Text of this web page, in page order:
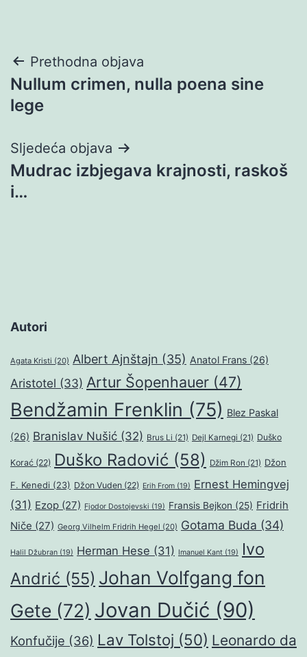
Navigacija
objava
Prethodna objava
Nullum crimen, nulla poena sine
lege
Sljedeća objava
Mudrac izbjegava krajnosti, raskoš
i…
Autori
Agata Kristi (20) Albert Ajnštajn (35) Anatol Frans (26)
Aristotel (33) Artur Šopenhauer (47)
Bendžamin Frenklin (75) Blez Paskal
(26) Branislav Nušić (32) Brus Li (21) Dejl Karnegi (21) Duško
Korać (22) Duško Radović (58) Džim Ron (21) Džon
F. Kenedi (23) Džon Vuden (22) Erih From (19) Ernest Hemingvej
(31) Ezop (27) Fjodor Dostojevski (19) Fransis Bejkon (25) Fridrih
Niče (27) Georg Vilhelm Fridrih Hegel (20) Gotama Buda (34)
Halil Džubran (19) Herman Hese (31) Imanuel Kant (19)
Ivo
Andrić (55) Johan Volfgang fon
Gete (72) Jovan Dučić (90)
Konfučije (36) Lav Tolstoj (50) Leonardo da